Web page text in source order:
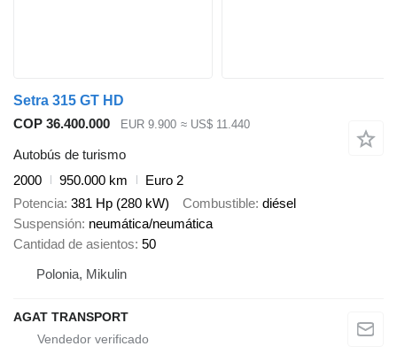
Setra 315 GT HD
COP 36.400.000
EUR 9.900 ≈ US$ 11.440
Autobús de turismo
2000
950.000 km
Euro 2
Potencia 381 Hp (280 kW) Combustible diésel
Suspensión neumática/neumática
Cantidad de asientos 50
Polonia, Mikulin
AGAT TRANSPORT